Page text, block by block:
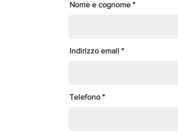
Nome e cognome
Indirizzo email
Telefono